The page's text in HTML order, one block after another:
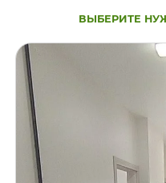
ВЫБЕРИТЕ